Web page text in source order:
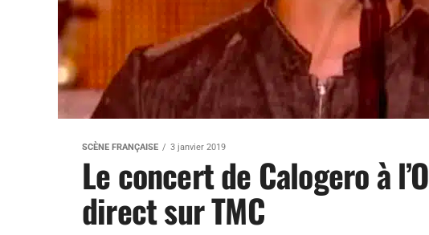
SCÈNE FRANÇAISE 3 janvier 2019
Le concert de Calogero à
direct sur TMC